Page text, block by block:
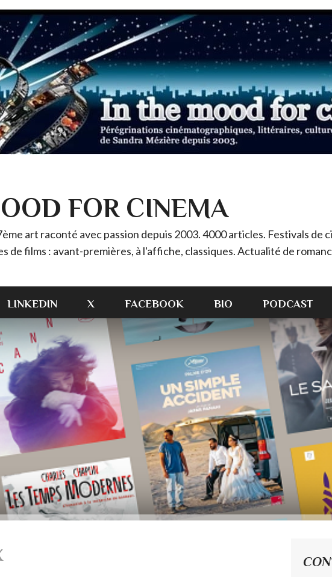
FOR CINEMA
art raconté avec passion depuis 2003. 4000 articles. Festivals de
de films : avant-premières, à l'affiche, classiques. Actualité de
LINKEDIN X FACEBOOK BIO PODCAST